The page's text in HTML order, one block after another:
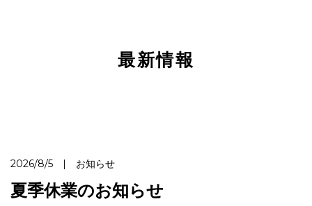
最新情報
2026/8/5 | お知らせ
夏季休業のお知らせ